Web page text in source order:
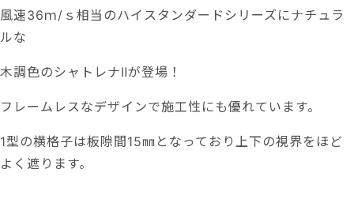
風速36ｍ/ｓ相当のハイスタンダードシリーズにナチュラ
ルな
木調色のシャトレナⅡが登場！
フレームレスなデザインで施工性にも優れています。
1型の横格子は板隙間15㎜となっており上下の視界をほど
よく遮ります。